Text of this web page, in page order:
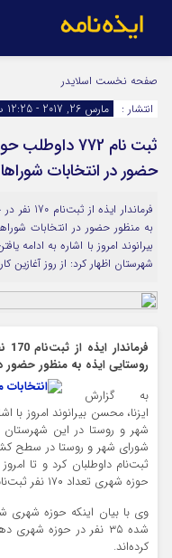
اینستاگرام
سروش
آپارات
رمز عبور
مرا به خاطر بسپار
صفحه نخست اسلایدر
انتشار :
مارس 26, 2017 - 12:25 ب.ظ
ثبت نام 772
حضور در انتخابات شوراها
به منظور حضور در انتخابات
بیرانوند امروز با اشاره به ادامه
شهرستان اظهار کرد: از روز آغازین
روستایی ایذه به منظور حضور
به گزارش
ایزنا، محسن بیرانوند امروز با
شهر و روستا در این شهرستان
شورای شهر و روستا در سطح
ثبت‌نام داوطلبان کرد و تا
حوزه شهری تعداد ۱۷۰ نفر ثبت‌نام کرده‌اند.
وی با بیان اینکه حوزه شهری
کرده‌اند.